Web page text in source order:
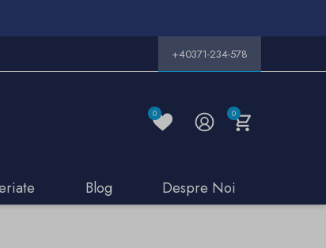
+40371-234-578
0 0
Blog Despre Noi